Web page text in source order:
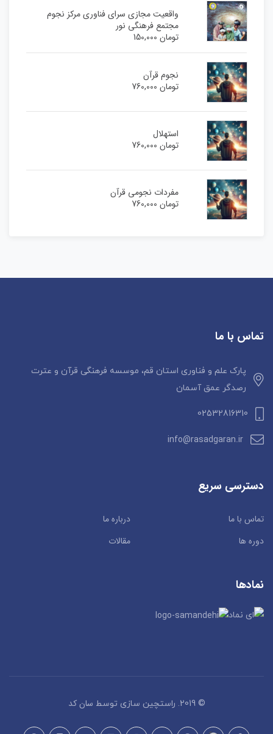
واقعیت مجازی سرای فناوری مرکز نجوم
مجتمع فرهنگی نور
تومان150,000
نجوم قرآن
تومان760,000
استهلال
تومان760,000
مفردات نجومی قرآن
تومان760,000
تماس با ما
پارک علم و فناوری استان قم، موسسه فرهنگی قرآن و عترت
رصدگر عمق آسمان
02532816310
info@rasadgaran.ir
دسترسی سریع
تماس با ما
درباره ما
دوره ها
مقالات
نمادها
© 2019. راستچین سازی توسط سان کد